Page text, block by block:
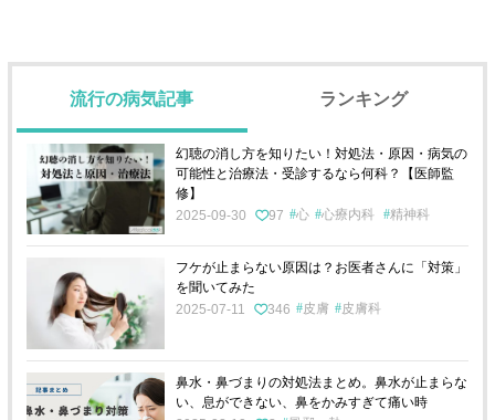
流行の病気記事 ランキング
幻聴の消し方を知りたい！対処法・原因・病気の
可能性と治療法・受診するなら何科？【医師監
修】
2025-09-30
97 心 心療内科 精神科
フケが止まらない原因は？お医者さんに「対策」
を聞いてみた
2025-07-11
346 皮膚 皮膚科
鼻水・鼻づまりの対処法まとめ。鼻水が止まらな
い、息ができない、鼻をかみすぎて痛い時